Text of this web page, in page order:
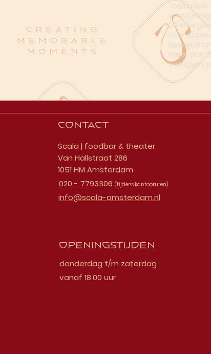
Scala
Diverse
Voor,
heerlijk
meer dan
overigens
Contact
Scala | foodbar & theater
Van Hallstraat 286
1051 HM Amsterdam
020 - 7793306 (tijdens kantooruren)
info@scala-amsterdam.nl
Openingstijden
donderdag t/m zaterdag
vanaf 18.00 uur